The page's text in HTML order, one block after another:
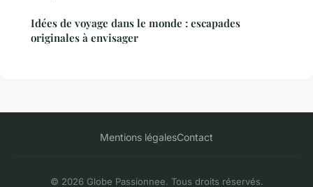
Idées de voyage dans le monde : escapades
originales à envisager
Mentions légalesContact
© 2026 Globe Passionnee. Tous droits réservés.